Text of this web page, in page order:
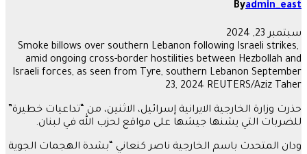
Byadmin_east
سبتمبر 23, 2024
Smoke billows over southern Lebanon following Israeli strikes,
amid ongoing cross-border hostilities between Hezbollah and
Israeli forces, as seen from Tyre, southern Lebanon September
23, 2024 REUTERS/Aziz Taher
حذرت وزارة الخارجية الايرانية إسرائيل، الاثنين، من “تداعيات خطيرة”
للضربات التي يشنها جيشها على مواقع لحزب الله في لبنان.
ودان المتحدث باسم الخارجية ناصر كنعاني “بشدة الهجمات الجوية